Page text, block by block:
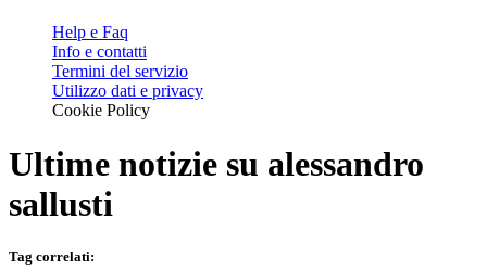
Help e Faq
Info e contatti
Termini del servizio
Utilizzo dati e privacy
Cookie Policy
Ultime notizie su alessandro
sallusti
Tag correlati: